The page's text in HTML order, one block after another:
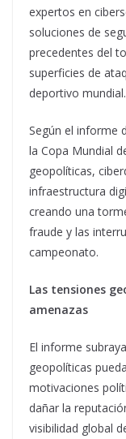
expertos en
soluciones de
precedentes del
superficies de
deportivo mundial.
Según el informe
la Copa Mundial
geopolíticas,
infraestructura
creando una
fraude y las
campeonato.
Las tensiones
amenazas
El informe
geopolíticas
motivaciones
dañar la
visibilidad global